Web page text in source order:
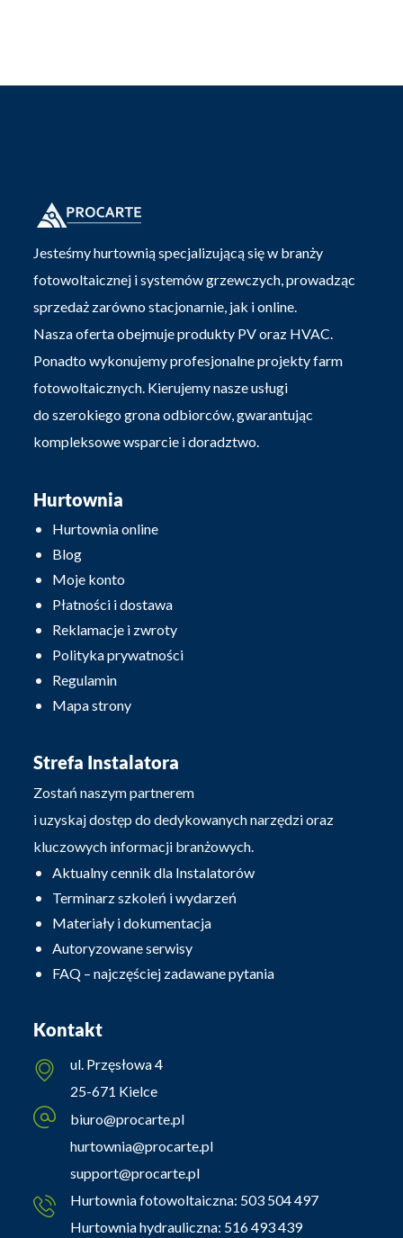
Jesteśmy hurtownią specjalizującą się w branży
fotowoltaicznej i systemów grzewczych, prowadząc
sprzedaż zarówno stacjonarnie, jak i online.
Nasza oferta obejmuje produkty PV oraz HVAC.
Ponadto wykonujemy profesjonalne projekty farm
fotowoltaicznych. Kierujemy nasze usługi
do szerokiego grona odbiorców, gwarantując
kompleksowe wsparcie i doradztwo.
Hurtownia
Hurtownia online
Blog
Moje konto
Płatności i dostawa
Reklamacje i zwroty
Polityka prywatności
Regulamin
Mapa strony
Strefa Instalatora
Zostań naszym partnerem
i uzyskaj dostęp do dedykowanych narzędzi oraz
kluczowych informacji branżowych.
Aktualny cennik dla Instalatorów
Terminarz szkoleń i wydarzeń
Materiały i dokumentacja
Autoryzowane serwisy
FAQ – najczęściej zadawane pytania
Kontakt
ul. Przęsłowa 4
25-671 Kielce
biuro@procarte.pl
hurtownia@procarte.pl
support@procarte.pl
Hurtownia fotowoltaiczna: 503 504 497
Hurtownia hydrauliczna: 516 493 439